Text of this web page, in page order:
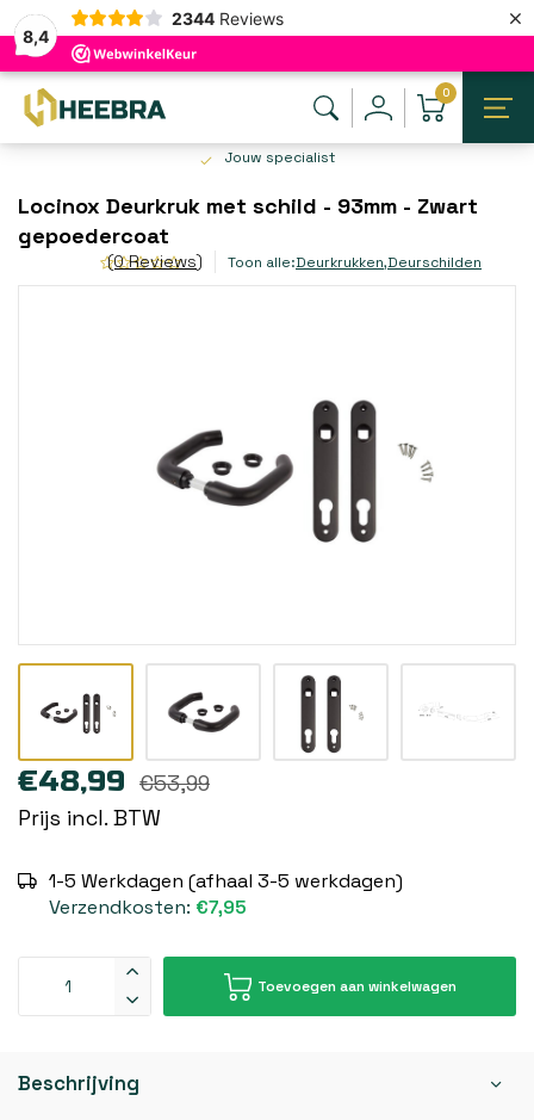
8,4
2344 Reviews ×
0
Jouw specialist
Locinox Deurkruk met schild - 93mm - Zwart
gepoedercoat
(0 Reviews) Toon alle:Deurkrukken,Deurschilden
€48,99 €53,99
Prijs incl. BTW
1-5 Werkdagen (afhaal 3-5 werkdagen)
Verzendkosten: €7,95
Toevoegen aan winkelwagen
Beschrijving